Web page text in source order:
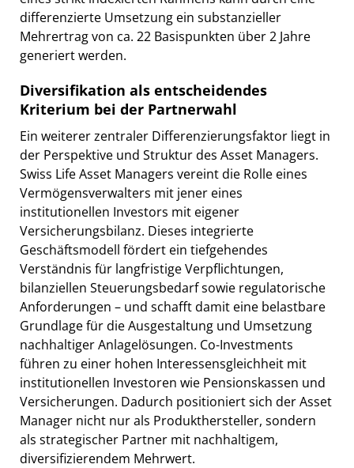
differenzierte Umsetzung ein substanzieller
Mehrertrag von ca. 22 Basispunkten über 2 Jahre
generiert werden.
Diversifikation als entscheidendes
Kriterium bei der Partnerwahl
Ein weiterer zentraler Differenzierungsfaktor liegt in
der Perspektive und Struktur des Asset Managers.
Swiss Life Asset Managers vereint die Rolle eines
Vermögensverwalters mit jener eines
institutionellen Investors mit eigener
Versicherungsbilanz. Dieses integrierte
Geschäftsmodell fördert ein tiefgehendes
Verständnis für langfristige Verpflichtungen,
bilanziellen Steuerungsbedarf sowie regulatorische
Anforderungen – und schafft damit eine belastbare
Grundlage für die Ausgestaltung und Umsetzung
nachhaltiger Anlagelösungen. Co-Investments
führen zu einer hohen Interessensgleichheit mit
institutionellen Investoren wie Pensionskassen und
Versicherungen. Dadurch positioniert sich der Asset
Manager nicht nur als Produkthersteller, sondern
als strategischer Partner mit nachhaltigem,
diversifizierendem Mehrwert.